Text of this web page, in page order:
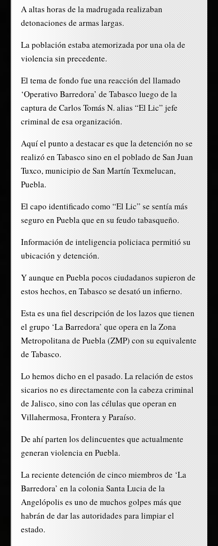
A altas horas de la madrugada realizaban
detonaciones de armas largas.
La población estaba atemorizada por una ola de
violencia sin precedente.
El tema de fondo fue una reacción del llamado
‘Operativo Barredora’ de Tabasco luego de la
captura de Carlos Tomás N. alias “El Lic” jefe
criminal de esa organización.
Aquí el punto a destacar es que la detención no se
realizó en Tabasco sino en el poblado de San Juan
Tuxco, municipio de San Martín Texmelucan,
Puebla.
El capo identificado como “El Lic” se sentía más
seguro en Puebla que en su feudo tabasqueño.
Información de inteligencia policiaca permitió su
ubicación y detención.
Y aunque en Puebla pocos ciudadanos supieron de
estos hechos, en Tabasco se desató un infierno.
Esta es una fiel descripción de los lazos que tienen
el grupo ‘La Barredora’ que opera en la Zona
Metropolitana de Puebla (ZMP) con su equivalente
de Tabasco.
Lo hemos dicho en el pasado. La relación de estos
sicarios no es directamente con la cabeza criminal
de Jalisco, sino con las células que operan en
Villahermosa, Frontera y Paraíso.
De ahí parten los delincuentes que actualmente
generan violencia en Puebla.
La reciente detención de cinco miembros de ‘La
Barredora’ en la colonia Santa Lucia de la
Angelópolis es uno de muchos golpes más que
habrán de dar las autoridades para limpiar el
estado.